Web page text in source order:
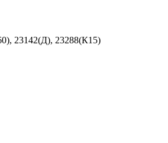
23142(Д), 23288(К15)